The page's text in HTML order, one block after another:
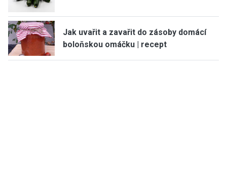
Jak uvařit a zavařit do zásoby domácí
boloňskou omáčku | recept